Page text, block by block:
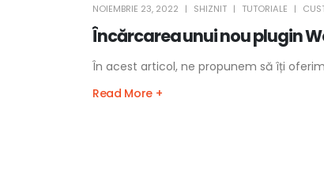
Încărcarea unui nou plugin
NOIEMBRIE 23, 2022 SHIZNIT TUTORIALE
În acest articol, ne propunem să îți
Read More +